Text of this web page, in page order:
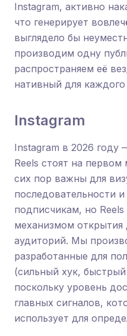
Instagram, активно
что генерирует
выглядело бы
производим одну
распространяем её
нативный для каждого
Instagram
Instagram в 2026 году
Reels стоят на
сих пор важны для
последовательности
подписчикам, но
механизмом открытия
аудиторий. Мы
разработанные для
(сильный хук,
поскольку уровень
главных сигналов,
использует для